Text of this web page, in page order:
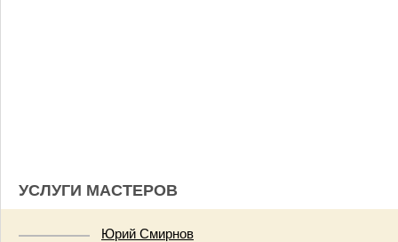
УСЛУГИ МАСТЕРОВ
Юрий Смирнов